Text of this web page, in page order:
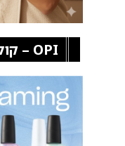
OPI – קולקציית אביב 25